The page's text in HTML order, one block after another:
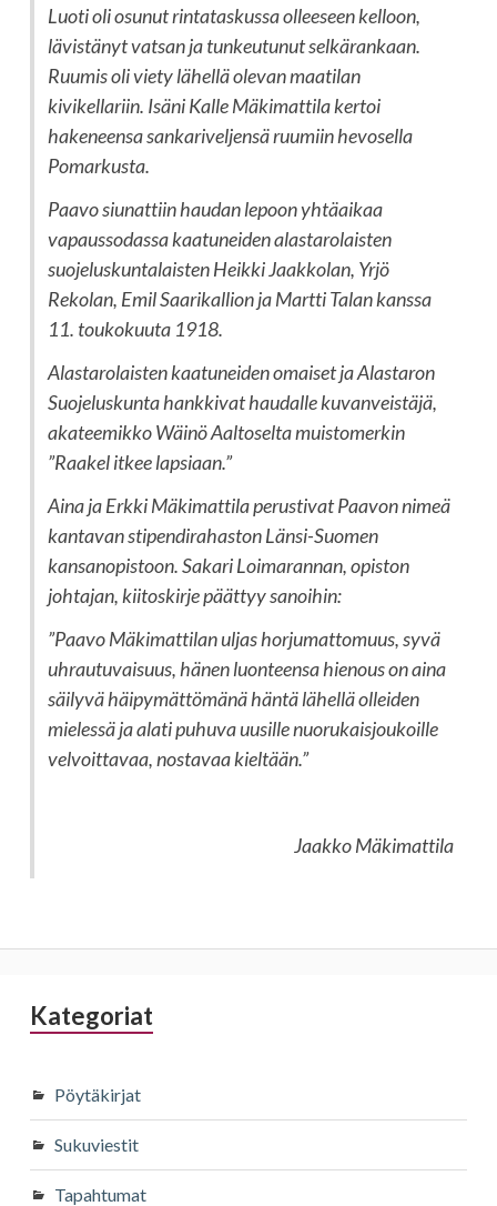
Luoti oli osunut rintataskussa olleeseen kelloon,
lävistänyt vatsan ja tunkeutunut selkärankaan.
Ruumis oli viety lähellä olevan maatilan
kivikellariin. Isäni Kalle Mäkimattila kertoi
hakeneensa sankariveljensä ruumiin hevosella
Pomarkusta.
Paavo siunattiin haudan lepoon yhtäaikaa
vapaussodassa kaatuneiden alastarolaisten
suojeluskuntalaisten Heikki Jaakkolan, Yrjö
Rekolan, Emil Saarikallion ja Martti Talan kanssa
11. toukokuuta 1918.
Alastarolaisten kaatuneiden omaiset ja Alastaron
Suojeluskunta hankkivat haudalle kuvanveistäjä,
akateemikko Wäinö Aaltoselta muistomerkin
”Raakel itkee lapsiaan.”
Aina ja Erkki Mäkimattila perustivat Paavon nimeä
kantavan stipendirahaston Länsi-Suomen
kansanopistoon. Sakari Loimarannan, opiston
johtajan, kiitoskirje päättyy sanoihin:
”Paavo Mäkimattilan uljas horjumattomuus, syvä
uhrautuvaisuus, hänen luonteensa hienous on aina
säilyvä häipymättömänä häntä lähellä olleiden
mielessä ja alati puhuva uusille nuorukaisjoukoille
velvoittavaa, nostavaa kieltään.”
Jaakko Mäkimattila
Sivupalkki
Kategoriat
Pöytäkirjat
Sukuviestit
Tapahtumat